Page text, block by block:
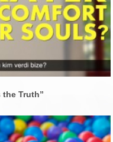
the Truth”